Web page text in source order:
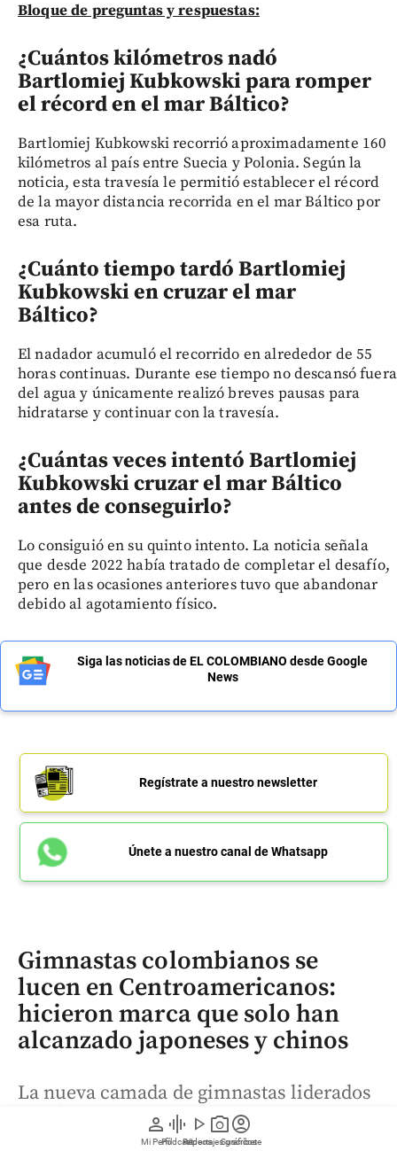
person
Mi Perfil
graphic_eq
Pódcast
play_arrow
Videos
photo_camera
Reportajes gráficos
account_circle
Suscríbete
Bloque de preguntas y respuestas:
¿Cuántos kilómetros nadó
Bartlomiej Kubkowski para romper
el récord en el mar Báltico?
Bartlomiej Kubkowski recorrió aproximadamente 160
kilómetros al país entre Suecia y Polonia. Según la
noticia, esta travesía le permitió establecer el récord
de la mayor distancia recorrida en el mar Báltico por
esa ruta.
¿Cuánto tiempo tardó Bartlomiej
Kubkowski en cruzar el mar
Báltico?
El nadador acumuló el recorrido en alrededor de 55
horas continuas. Durante ese tiempo no descansó fuera
del agua y únicamente realizó breves pausas para
hidratarse y continuar con la travesía.
¿Cuántas veces intentó Bartlomiej
Kubkowski cruzar el mar Báltico
antes de conseguirlo?
Lo consiguió en su quinto intento. La noticia señala
que desde 2022 había tratado de completar el desafío,
pero en las ocasiones anteriores tuvo que abandonar
debido al agotamiento físico.
Siga las noticias de EL COLOMBIANO desde Google
News
Regístrate a nuestro newsletter
Únete a nuestro canal de Whatsapp
Gimnastas colombianos se
lucen en Centroamericanos:
hicieron marca que solo han
alcanzado japoneses y chinos
La nueva camada de gimnastas liderados
por Ángel Barajas, campeona por
equipos en los Centroamericanos, busca